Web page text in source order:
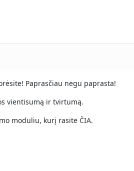
Paprasčiau negu paprasta!
vientisumą ir tvirtumą.
moduliu, kurį rasite ČIA.